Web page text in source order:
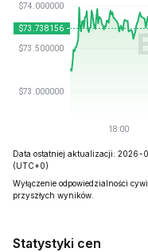
Data ostatniej aktualizacji:
(UTC+0)
Wyłączenie odpowiedzialności
przyszłych wyników.
Statystyki cen